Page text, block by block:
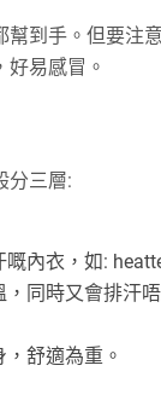
幫到手。但要注
好易感冒。
分三層:
內衣，如:
同時又會排汗
舒適為重。